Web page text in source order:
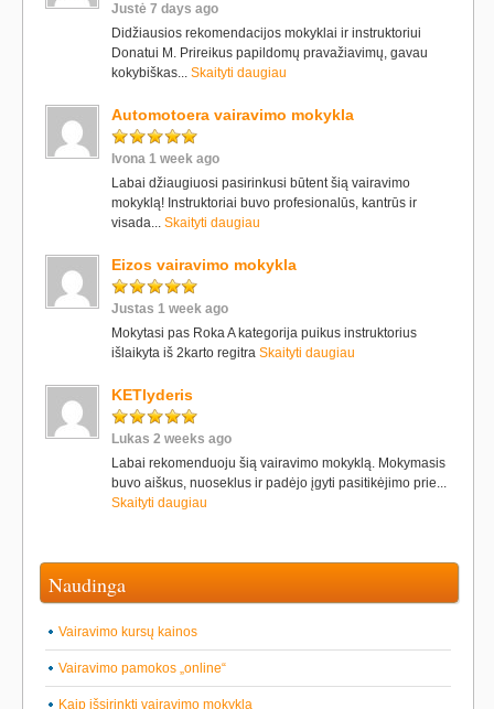
Justė 7 days ago
Didžiausios rekomendacijos mokyklai ir instruktoriui
Donatui M. Prireikus papildomų pravažiavimų, gavau
kokybiškas... Skaityti daugiau
Automotoera vairavimo mokykla
Ivona 1 week ago
Labai džiaugiuosi pasirinkusi būtent šią vairavimo
mokyklą! Instruktoriai buvo profesionalūs, kantrūs ir
visada... Skaityti daugiau
Eizos vairavimo mokykla
Justas 1 week ago
Mokytasi pas Roka A kategorija puikus instruktorius
išlaikyta iš 2karto regitra Skaityti daugiau
KETlyderis
Lukas 2 weeks ago
Labai rekomenduoju šią vairavimo mokyklą. Mokymasis
buvo aiškus, nuoseklus ir padėjo įgyti pasitikėjimo prie...
Skaityti daugiau
Naudinga
Vairavimo kursų kainos
Vairavimo pamokos „online“
Kaip išsirinkti vairavimo mokyklą